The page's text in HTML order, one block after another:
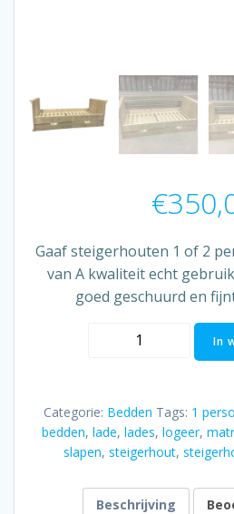
€
Gaaf steigerhouten 1 of 2
van A kwaliteit echt
goed geschuurd en
1
persoons
aantal
In
Categorie: Bedden Tags: 1
bedden, lade, lades, logeer,
slapen, steigerhout,
Beschrijving